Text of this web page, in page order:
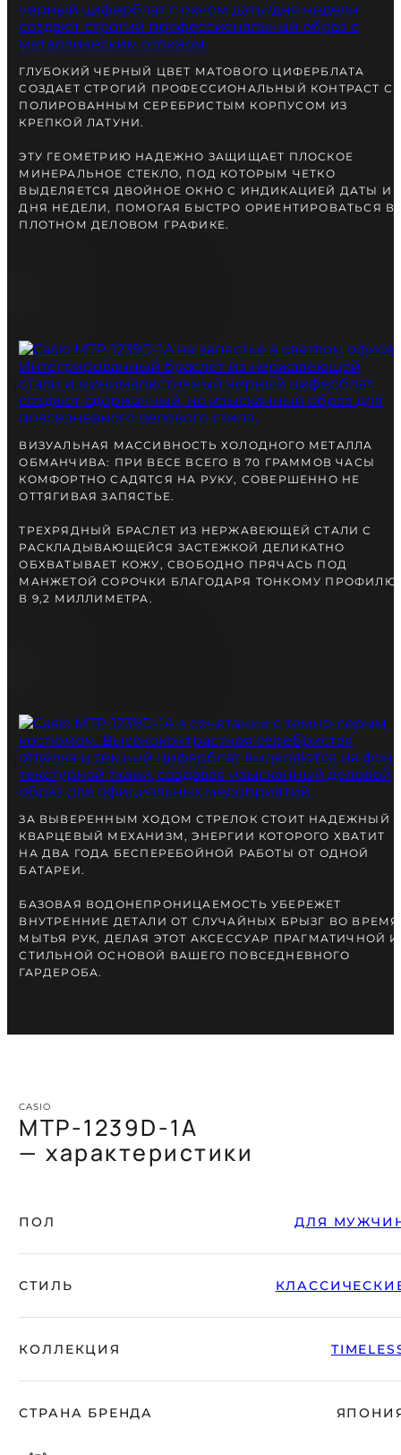
ПОСОВЕТУЙТЕСЬ
С НАШИМ ЭКСПЕРТОМ
ГЛУБОКИЙ ЧЕРНЫЙ ЦВЕТ МАТОВОГО ЦИФЕРБЛАТА
СОЗДАЕТ СТРОГИЙ ПРОФЕССИОНАЛЬНЫЙ КОНТРАСТ С
ПОЛИРОВАННЫМ СЕРЕБРИСТЫМ КОРПУСОМ ИЗ
КРЕПКОЙ ЛАТУНИ.
ЭТУ ГЕОМЕТРИЮ НАДЕЖНО ЗАЩИЩАЕТ ПЛОСКОЕ
МИНЕРАЛЬНОЕ СТЕКЛО, ПОД КОТОРЫМ ЧЕТКО
ВЫДЕЛЯЕТСЯ ДВОЙНОЕ ОКНО С ИНДИКАЦИЕЙ ДАТЫ И
ДНЯ НЕДЕЛИ, ПОМОГАЯ БЫСТРО ОРИЕНТИРОВАТЬСЯ В
ПЛОТНОМ ДЕЛОВОМ ГРАФИКЕ.
ВИЗУАЛЬНАЯ МАССИВНОСТЬ ХОЛОДНОГО МЕТАЛЛА
ОБМАНЧИВА: ПРИ ВЕСЕ ВСЕГО В 70 ГРАММОВ ЧАСЫ
КОМФОРТНО САДЯТСЯ НА РУКУ, СОВЕРШЕННО НЕ
ОТТЯГИВАЯ ЗАПЯСТЬЕ.
ТРЕХРЯДНЫЙ БРАСЛЕТ ИЗ НЕРЖАВЕЮЩЕЙ СТАЛИ С
РАСКЛАДЫВАЮЩЕЙСЯ ЗАСТЕЖКОЙ ДЕЛИКАТНО
ОБХВАТЫВАЕТ КОЖУ, СВОБОДНО ПРЯЧАСЬ ПОД
МАНЖЕТОЙ СОРОЧКИ БЛАГОДАРЯ ТОНКОМУ ПРОФИЛЮ
В 9,2 МИЛЛИМЕТРА.
ЗА ВЫВЕРЕННЫМ ХОДОМ СТРЕЛОК СТОИТ НАДЕЖНЫЙ
КВАРЦЕВЫЙ МЕХАНИЗМ, ЭНЕРГИИ КОТОРОГО ХВАТИТ
НА ДВА ГОДА БЕСПЕРЕБОЙНОЙ РАБОТЫ ОТ ОДНОЙ
БАТАРЕИ.
БАЗОВАЯ ВОДОНЕПРОНИЦАЕМОСТЬ УБЕРЕЖЕТ
ВНУТРЕННИЕ ДЕТАЛИ ОТ СЛУЧАЙНЫХ БРЫЗГ ВО ВРЕМЯ
МЫТЬЯ РУК, ДЕЛАЯ ЭТОТ АКСЕССУАР ПРАГМАТИЧНОЙ И
СТИЛЬНОЙ ОСНОВОЙ ВАШЕГО ПОВСЕДНЕВНОГО
ГАРДЕРОБА.
CASIO
MTP-1239D-1A
— характеристики
ПОЛ ДЛЯ
СТИЛЬ
КОЛЛЕКЦИЯ
СТРАНА БРЕНДА